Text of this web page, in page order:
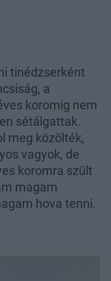
tinédzserként
a
koromig nem
sétálgattak.
meg közölték,
vagyok, de
koromra szült
magam
hova tenni.